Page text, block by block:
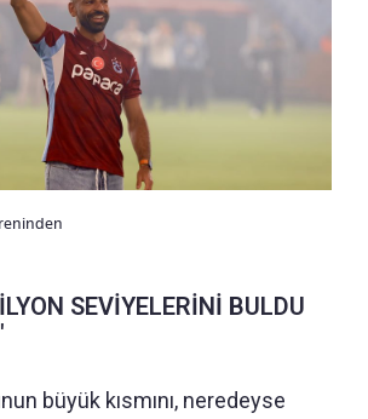
SEVİYELERİNİ BULDU
büyük kısmını, neredeyse